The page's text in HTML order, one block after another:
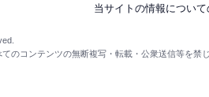
当サイトの情報につい
のコンテンツの無断複写・転載・公衆送信等を禁じ